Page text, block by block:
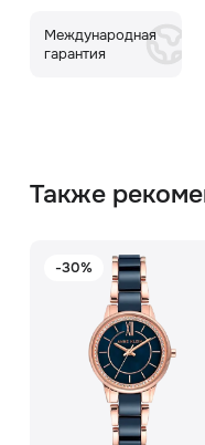
Международная
гарантия
Также
-30%